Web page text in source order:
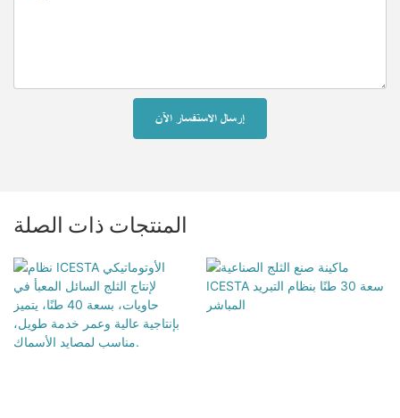
إرسال الاستفسار الآن
المنتجات ذات الصلة